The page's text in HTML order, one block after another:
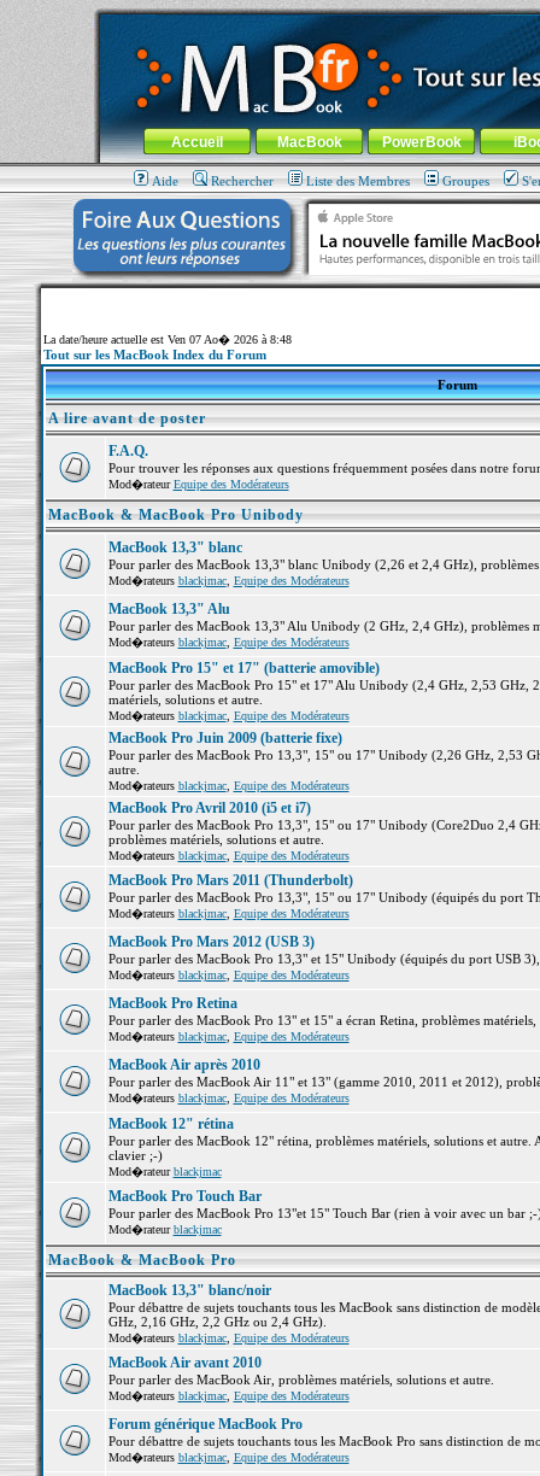
MacBook-fr.com : 100% Apple... 100% nomade !
Aller au contenu-Aller au menu général-Aller au menu de
Menu général
Accueil MacBook PowerBook
Aide Rechercher Liste des Membres Groupes
La date/heure actuelle est Ven 07 Ao� 2026 à 8:48
Tout sur les MacBook Index du Forum
Forum
A lire avant de poster
F.A.Q.
Pour trouver les réponses aux questions fréquemment posées dans notre
Mod�rateurEquipe des Modérateurs
MacBook & MacBook Pro Unibody
MacBook 13,3" blanc
Pour parler des MacBook 13,3" blanc Unibody (2,26 et 2,4 GHz),
Mod�rateurs blackjmac, Equipe des Modérateurs
MacBook 13,3" Alu
Pour parler des MacBook 13,3" Alu Unibody (2 GHz, 2,4 GHz), problèmes
Mod�rateurs blackjmac, Equipe des Modérateurs
MacBook Pro 15" et 17" (batterie amovible)
Pour parler des MacBook Pro 15" et 17" Alu Unibody (2,4 GHz, 2,53 GHz,
matériels, solutions et autre.
Mod�rateurs blackjmac, Equipe des Modérateurs
MacBook Pro Juin 2009 (batterie fixe)
Pour parler des MacBook Pro 13,3", 15" ou 17" Unibody (2,26 GHz, 2,53
autre.
Mod�rateurs blackjmac, Equipe des Modérateurs
MacBook Pro Avril 2010 (i5 et i7)
Pour parler des MacBook Pro 13,3", 15" ou 17" Unibody (Core2Duo 2,4
problèmes matériels, solutions et autre.
Mod�rateurs blackjmac, Equipe des Modérateurs
MacBook Pro Mars 2011 (Thunderbolt)
Pour parler des MacBook Pro 13,3", 15" ou 17" Unibody (équipés du port
Mod�rateurs blackjmac, Equipe des Modérateurs
MacBook Pro Mars 2012 (USB 3)
Pour parler des MacBook Pro 13,3" et 15" Unibody (équipés du port USB
Mod�rateurs blackjmac, Equipe des Modérateurs
MacBook Pro Retina
Pour parler des MacBook Pro 13" et 15" a écran Retina, problèmes matériels,
Mod�rateurs blackjmac, Equipe des Modérateurs
MacBook Air après 2010
Pour parler des MacBook Air 11" et 13" (gamme 2010, 2011 et 2012),
Mod�rateurs blackjmac, Equipe des Modérateurs
MacBook 12" rétina
Pour parler des MacBook 12" rétina, problèmes matériels, solutions et
clavier ;-)
Mod�rateurblackjmac
MacBook Pro Touch Bar
Pour parler des MacBook Pro 13"et 15" Touch Bar (rien à voir avec un bar
Mod�rateurblackjmac
MacBook & MacBook Pro
MacBook 13,3" blanc/noir
Pour débattre de sujets touchants tous les MacBook sans distinction de
GHz, 2,16 GHz, 2,2 GHz ou 2,4 GHz).
Mod�rateurs blackjmac, Equipe des Modérateurs
MacBook Air avant 2010
Pour parler des MacBook Air, problèmes matériels, solutions et autre.
Mod�rateurs blackjmac, Equipe des Modérateurs
Forum générique MacBook Pro
Pour débattre de sujets touchants tous les MacBook Pro sans distinction de
Mod�rateurs blackjmac, Equipe des Modérateurs